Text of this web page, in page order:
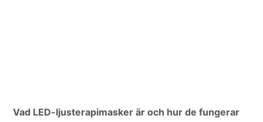
Vad LED-ljusterapimasker är och hur de fungerar